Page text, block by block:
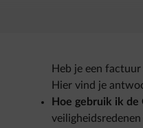
Heb je een
Hier vind je
Hoe gebruik ik de